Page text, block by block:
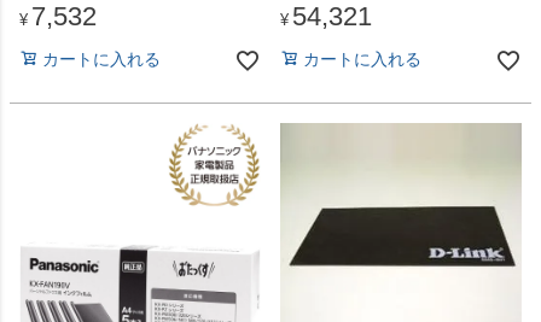
¥ 7,532
カートに入れる
¥ 54,321
カートに入れる